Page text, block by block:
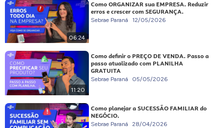
06:24
Como ORGANIZAR sua EMPRESA. Reduzir
erros e crescer com SEGURANÇA.
Sebrae Paraná 12/05/2026
11:20
Como definir o PREÇO DE VENDA. Passo a
passo atualizado com PLANILHA
GRATUITA
Sebrae Paraná 05/05/2026
Como planejar a SUCESSÃO FAMILIAR do
NEGÓCIO.
Sebrae Paraná 28/04/2026